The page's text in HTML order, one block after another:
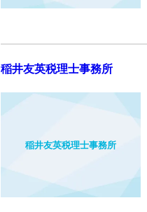
稲井友英税理士事務所
稲井友英税理士事務所